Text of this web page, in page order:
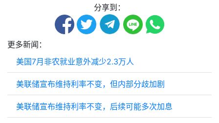
分享到：
更多新闻：
美国7月非农就业意外减少2.3万人
美联储宣布维持利率不变，但内部分歧加剧
美联储宣布维持利率不变，后续可能多次加息